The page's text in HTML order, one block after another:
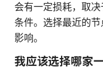
会有一定损耗，取
条件。选择最近的
影响。
我应该选择哪家